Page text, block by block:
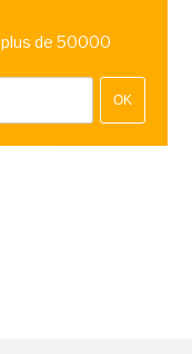
de 50000
OK